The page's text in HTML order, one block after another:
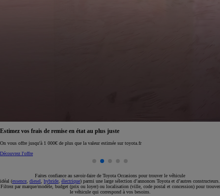
Réservez en ligne votre occasion pour 1€ seulement
Réservez en ligne
Faites confiance au savoir-faire de Toyota Occasions pour trouver le véhicule
idéal (essence diesel hybride électrique) parmi une large sélection d’annonces Toyota et d’autres constructeurs.
Filtrez par marque/modèle, budget (prix ou loyer) ou localisation (ville, code postal et concession) pour trouver
le véhicule qui correspond à vos besoins.